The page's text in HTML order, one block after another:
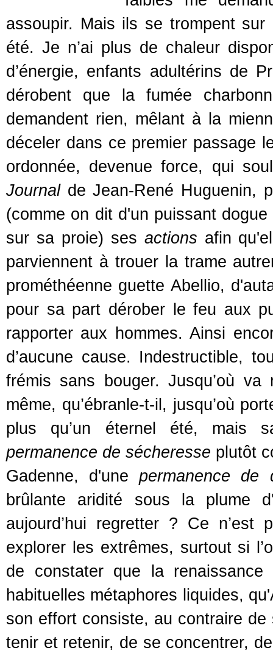
assoupir. Mais ils se trompent sur
été. Je n’ai plus de chaleur
d’énergie, enfants adultérins de
dérobent que la fumée
demandent rien, mêlant à la
déceler dans ce premier passage
ordonnée, devenue force, qui
Journalde Jean-René Huguenin,
(comme on dit d'un puissant
sur sa proie) ses actions afin
parviennent à trouer la trame
prométhéenne guette Abellio,
pour sa part dérober le feu aux
rapporter aux hommes. Ainsi
d’aucune cause. Indestructible,
frémis sans bouger. Jusqu’où
même, qu’ébranle-t-il, jusqu’où
plus qu’un éternel été, mais
permanence de sécheresse plutôt
Gadenne, d'unepermanence de
brûlante aridité sous la plume
aujourd’hui regretter ? Ce
explorer les extrêmes, surtout si
de constater que la
habituelles métaphores liquides,
son effort consiste, au contraire
tenir et retenir, de se concentrer,